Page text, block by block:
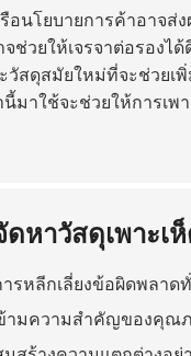
โยบายการค้าอาจส่
วยให้เจรจาต่อรองไ
วัสดุสมัยใหม่ที่จะช่วย
มาใช้จะช่วยให้การ
หาวัสดุเพาะเ
หลีกเลี่ยงข้อผิดพลาด
มความสำคัญของคุณภ